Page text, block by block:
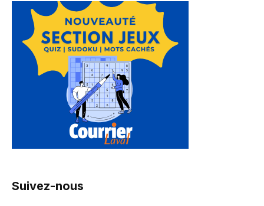
Suivez-nous